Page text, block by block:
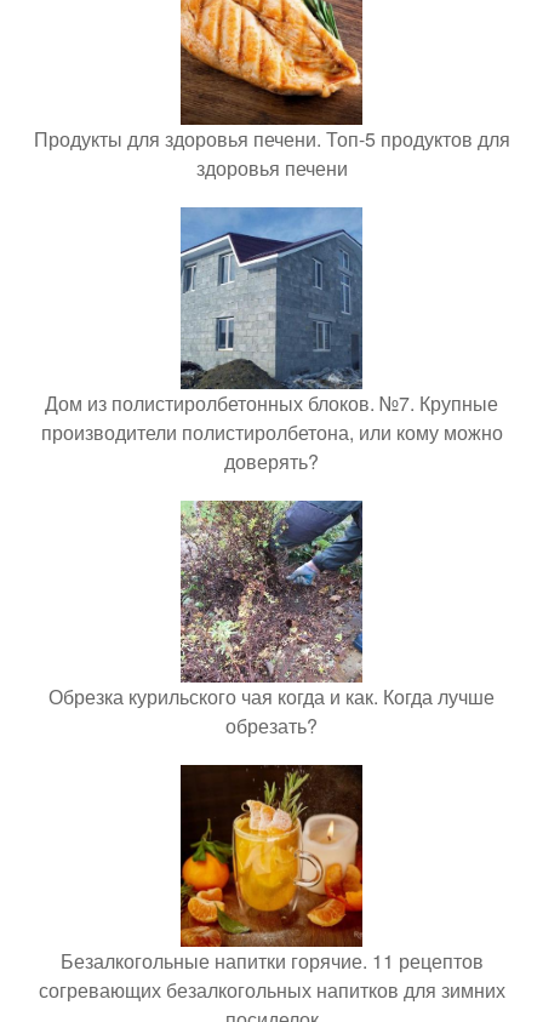
Продукты для здоровья печени. Топ-5 продуктов для
здоровья печени
Дом из полистиролбетонных блоков. №7. Крупные
производители полистиролбетона, или кому можно
доверять?
Обрезка курильского чая когда и как. Когда лучше
обрезать?
Безалкогольные напитки горячие. 11 рецептов
согревающих безалкогольных напитков для зимних